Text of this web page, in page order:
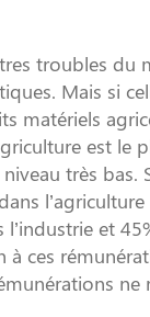
troubles du
Mais si
matériels
est
très
et
ces